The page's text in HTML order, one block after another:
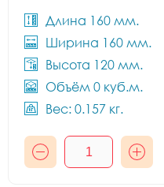
Длина 160 мм.
Ширина 160 мм.
Высота 120 мм.
Объём 0 куб.м.
Вес: 0.157 кг.